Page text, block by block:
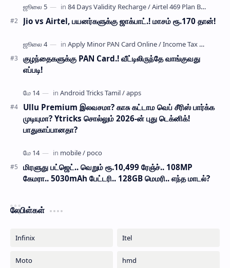
…
Jio vs Airtel, பயனர்களுக்கு ஜாக்பாட்.! மாசம் ரூ.170 தான்!
குழந்தைகளுக்கு PAN Card.! வீட்டிலிருந்தே வாங்குவது
எப்படி!
Ullu Premium இலவசமா? காசு கட்டாம வெப் சீரிஸ் பார்க்க
முடியுமா? Ytricks சொல்லும் 2026-ன் புது டெக்னிக்!
பாதுகாப்பானதா?
மிரளுது பட்ஜெட்.. வெறும் ரூ.10,499 ரேஞ்ச்.. 108MP
கேமரா.. 5030mAh பேட்டரி.. 128GB மெமரி.. எந்த மாடல்?
லேபிள்கள்